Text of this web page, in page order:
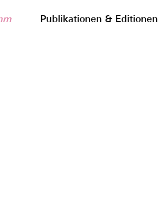
Publikationen & Editionen